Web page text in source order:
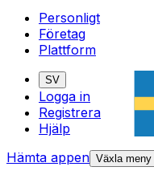
Personligt
Företag
Plattform
SV
Logga in
Registrera
Hjälp
Hämta appen Växla meny